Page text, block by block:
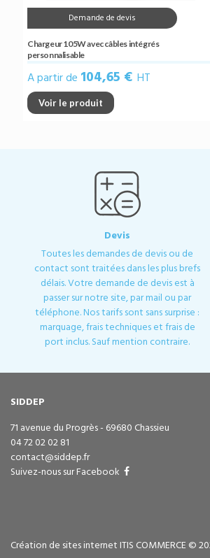
Demande de devis
Chargeur 105W avec câbles intégrés
personnalisable
A partir de 104,65 € HT
Voir le produit
Devis
Toutes les demandes de devis ou de
contact sont traitées dans les plus brefs
délais. Votre demande de devis est à
passer sur notre site, par mail ou par
téléphone. Nos tarifs sont sans surprise :
marquage, frais techniques et frais de
port inclus. Sauf mention contraire.
SIDDEP
71 avenue du Progrès - 69680 Chassieu
04 72 02 02 81
contact@siddep.fr
Suivez-nous sur Facebook
Création de sites internet ITIS COMMERCE ©